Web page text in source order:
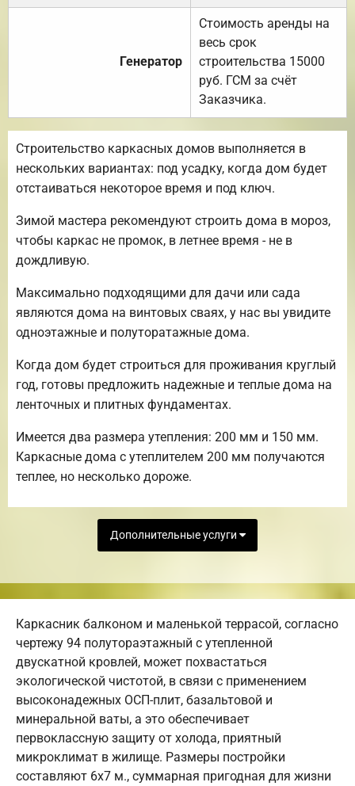
Генератор
Стоимость аренды на
весь срок
строительства 15000
руб. ГСМ за счёт
Заказчика.
Строительство каркасных домов выполняется в
нескольких вариантах: под усадку, когда дом будет
отстаиваться некоторое время и под ключ.
Зимой мастера рекомендуют строить дома в мороз,
чтобы каркас не промок, в летнее время - не в
дождливую.
Максимально подходящими для дачи или сада
являются дома на винтовых сваях, у нас вы увидите
одноэтажные и полуторатажные дома.
Когда дом будет строиться для проживания круглый
год, готовы предложить надежные и теплые дома на
ленточных и плитных фундаментах.
Имеется два размера утепления: 200 мм и 150 мм.
Каркасные дома с утеплителем 200 мм получаются
теплее, но несколько дороже.
Дополнительные услуги
Каркасник балконом и маленькой террасой, согласно
чертежу 94 полутораэтажный с утепленной
двускатной кровлей, может похвастаться
экологической чистотой, в связи с применением
высоконадежных ОСП-плит, базальтовой и
минеральной ваты, а это обеспечивает
первоклассную защиту от холода, приятный
микроклимат в жилище. Размеры постройки
составляют 6х7 м., суммарная пригодная для жизни